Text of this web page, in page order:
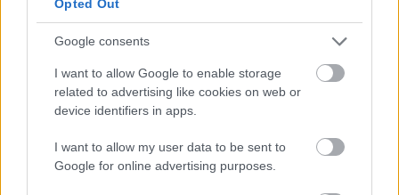
Opted Out
Google consents
I want to allow Google to enable storage
related to advertising like cookies on web or
device identifiers in apps.
I want to allow my user data to be sent to
Google for online advertising purposes.
Na Morave prerobila
starú chalupu na
vojdete dnu, zabudnete,
že nie ste v Toskánsku
S motorovou pílou sa
Čičmanoch si postavil
montovaný domček v